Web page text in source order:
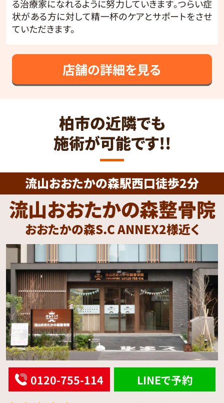
る治療家になれるように努力していきます。つらい症
状がある方に対して精一杯のケアとサポートをさせ
ていただきます。
店舗の詳細を見る
柏市の近隣でも
施術が可能です!!
流山おおたかの森駅西口徒歩2分
流山おおたかの森整骨院
おおたかの森S.C ANNEX2様近く
0120-755-114 LINEで予約